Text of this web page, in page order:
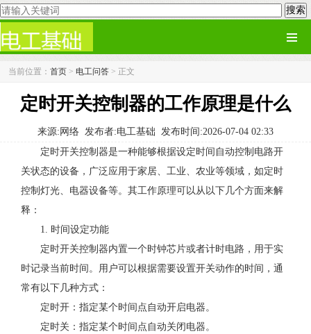
当前位置： 首页 > 电工问答 > 正文
定时开关控制器的工作原理是什么
来源:网络 发布者:电工基础 发布时间:2026-07-04 02:33
定时开关控制器是一种能够根据设定时间自动控制电路开
关状态的设备，广泛应用于家居、工业、农业等领域，如定时
控制灯光、电器设备等。其工作原理可以从以下几个方面来解
释：
1. 时间设定功能
定时开关控制器内置一个时钟芯片或者计时电路，用于实
时记录当前时间。用户可以根据需要设置开关动作的时间，通
常有以下几种方式：
定时开：指定某个时间点自动开启电器。
定时关：指定某个时间点自动关闭电器。